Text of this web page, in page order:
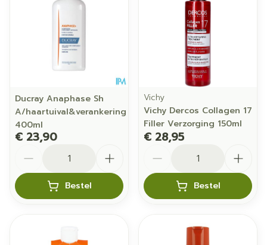
Ducray Anaphase Sh
A/haartuival&verankering
400ml
€ 23,90
Bestel
Vichy
Vichy Dercos Collagen 17
Filler Verzorging 150ml
€ 28,95
Bestel